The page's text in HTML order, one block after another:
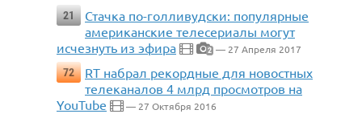
21
Стачка по-голливудски: популярные
американские телесериалы могут
исчезнуть из эфира
2 — 27 Апреля 2017
72
RT набрал рекордные для новостных
телеканалов 4 млрд просмотров на
YouTube
— 27 Октября 2016